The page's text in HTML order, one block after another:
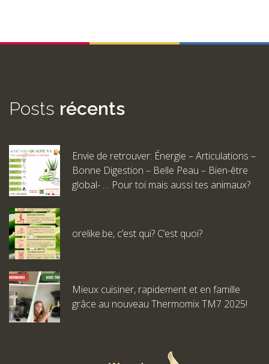
Posts récents
Envie de retrouver: Énergie – Articulations –
Bonne Digestion – Belle Peau – Bien-être
global- … Pour toi mais aussi tes animaux?
orelike.be, c’est qui? C’est quoi?
Mieux cuisiner, rapidement et en famille
grâce au nouveau Thermomix TM7 2025!